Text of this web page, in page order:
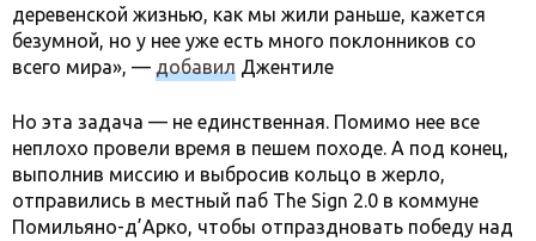
деревенской жизнью, как мы жили раньше, кажется
безумной, но у нее уже есть много поклонников со
всего мира», — добавил Джентиле
Но эта задача — не единственная. Помимо нее все
неплохо провели время в пешем походе. А под конец,
выполнив миссию и выбросив кольцо в жерло,
отправились в местный паб The Sign 2.0 в коммуне
Помильяно-д’Арко, чтобы отпраздновать победу над